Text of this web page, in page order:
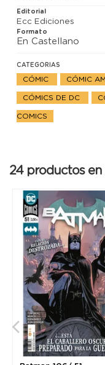
Editorial
Ecc Ediciones
Formato
En Castellano
CATEGORIAS
CÓMIC CÓMIC
CÓMICS DE DC
COMICS
24 productos en